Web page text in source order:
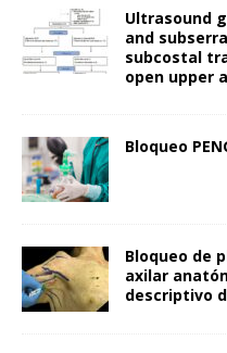
Ultrasound
and
subcostal
open upper
Bloqueo
Bloqueo de
axilar
descriptivo